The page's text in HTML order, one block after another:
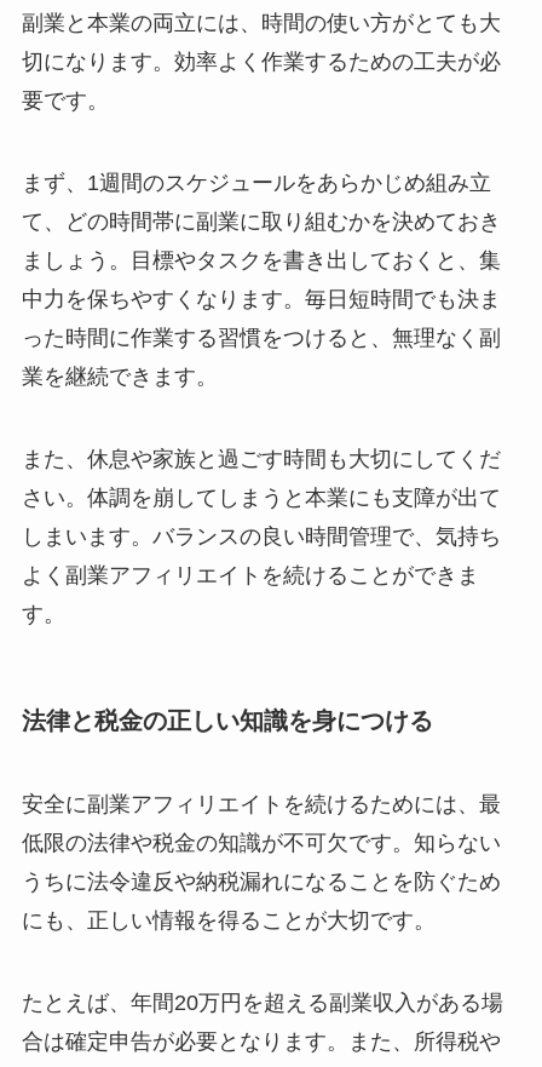
副業と本業の両立には、時間の使い方がとても大
切になります。効率よく作業するための工夫が必
要です。
まず、1週間のスケジュールをあらかじめ組み立
て、どの時間帯に副業に取り組むかを決めておき
ましょう。目標やタスクを書き出しておくと、集
中力を保ちやすくなります。毎日短時間でも決ま
った時間に作業する習慣をつけると、無理なく副
業を継続できます。
また、休息や家族と過ごす時間も大切にしてくだ
さい。体調を崩してしまうと本業にも支障が出て
しまいます。バランスの良い時間管理で、気持ち
よく副業アフィリエイトを続けることができま
す。
法律と税金の正しい知識を身につける
安全に副業アフィリエイトを続けるためには、最
低限の法律や税金の知識が不可欠です。知らない
うちに法令違反や納税漏れになることを防ぐため
にも、正しい情報を得ることが大切です。
たとえば、年間20万円を超える副業収入がある場
合は確定申告が必要となります。また、所得税や